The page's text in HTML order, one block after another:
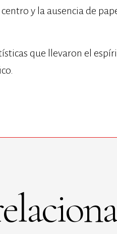
y la ausencia de
que llevaron el